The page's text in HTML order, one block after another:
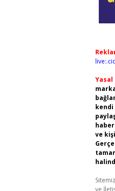
Yasal
kendi
ve
ve